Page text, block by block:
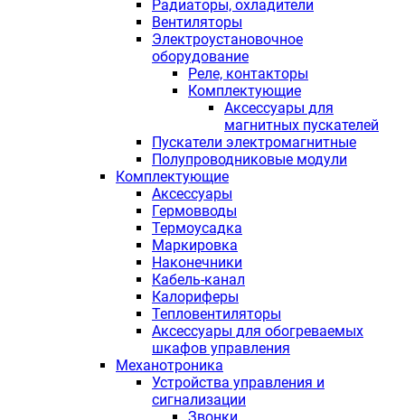
Радиаторы, охладители
Вентиляторы
Электроустановочное
оборудование
Реле, контакторы
Комплектующие
Аксессуары для
магнитных пускателей
Пускатели электромагнитные
Полупроводниковые модули
Комплектующие
Аксессуары
Гермовводы
Термоусадка
Маркировка
Наконечники
Кабель-канал
Калориферы
Тепловентиляторы
Аксессуары для обогреваемых
шкафов управления
Механотроника
Устройства управления и
сигнализации